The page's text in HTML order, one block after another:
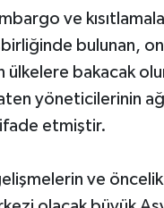
ve
bulunan,
ülkelere bakacak
yöneticilerinin
ifade etmiştir.
ve öncelik